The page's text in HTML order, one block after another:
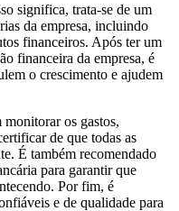
significa, trata-se de um
da empresa, incluindo
financeiros. Após ter um
financeira da empresa, é
o crescimento e ajudem
os gastos,
de que todas as
É também recomendado
para garantir que
Por fim, é
e de qualidade para